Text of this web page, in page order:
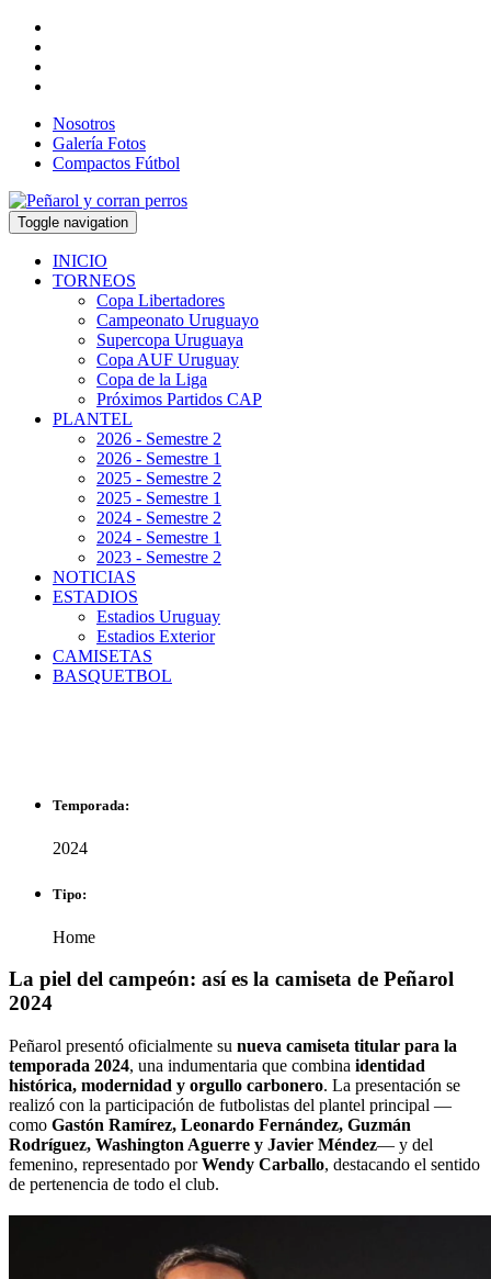
Nosotros
Galería Fotos
Compactos Fútbol
Toggle navigation
INICIO
TORNEOS
Copa Libertadores
Campeonato Uruguayo
Supercopa Uruguaya
Copa AUF Uruguay
Copa de la Liga
Próximos Partidos CAP
PLANTEL
2026 - Semestre 2
2026 - Semestre 1
2025 - Semestre 2
2025 - Semestre 1
2024 - Semestre 2
2024 - Semestre 1
2023 - Semestre 2
NOTICIAS
ESTADIOS
Estadios Uruguay
Estadios Exterior
CAMISETAS
BASQUETBOL
Temporada:
2024
Tipo:
Home
La piel del campeón: así es la camiseta de Peñarol
2024
Peñarol presentó oficialmente su nueva camiseta titular para la
temporada 2024, una indumentaria que combina identidad
histórica, modernidad y orgullo carbonero. La presentación se
realizó con la participación de futbolistas del plantel principal —
como Gastón Ramírez, Leonardo Fernández, Guzmán
Rodríguez, Washington Aguerre y Javier Méndez— y del
femenino, representado porWendy Carballo, destacando el sentido
de pertenencia de todo el club.